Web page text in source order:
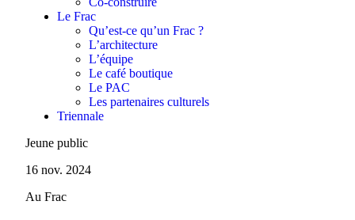
Le Frac
Qu’est-ce qu’un Frac ?
L’architecture
L’équipe
Le café boutique
Le PAC
Les partenaires culturels
Triennale
Jeune public
16 nov. 2024
Au Frac